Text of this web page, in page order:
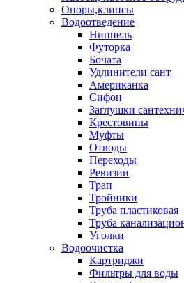
Опоры,клипсы
Водоотведение
Ниппель
Футорка
Бочата
Удлинители сант
Американка
Сифон
Заглушки
Крестовины
Муфты
Отводы
Переходы
Ревизии
Трап
Тройники
Труба пластиковая
Труба
Уголки
Водоочистка
Картриджи
Фильтры для воды